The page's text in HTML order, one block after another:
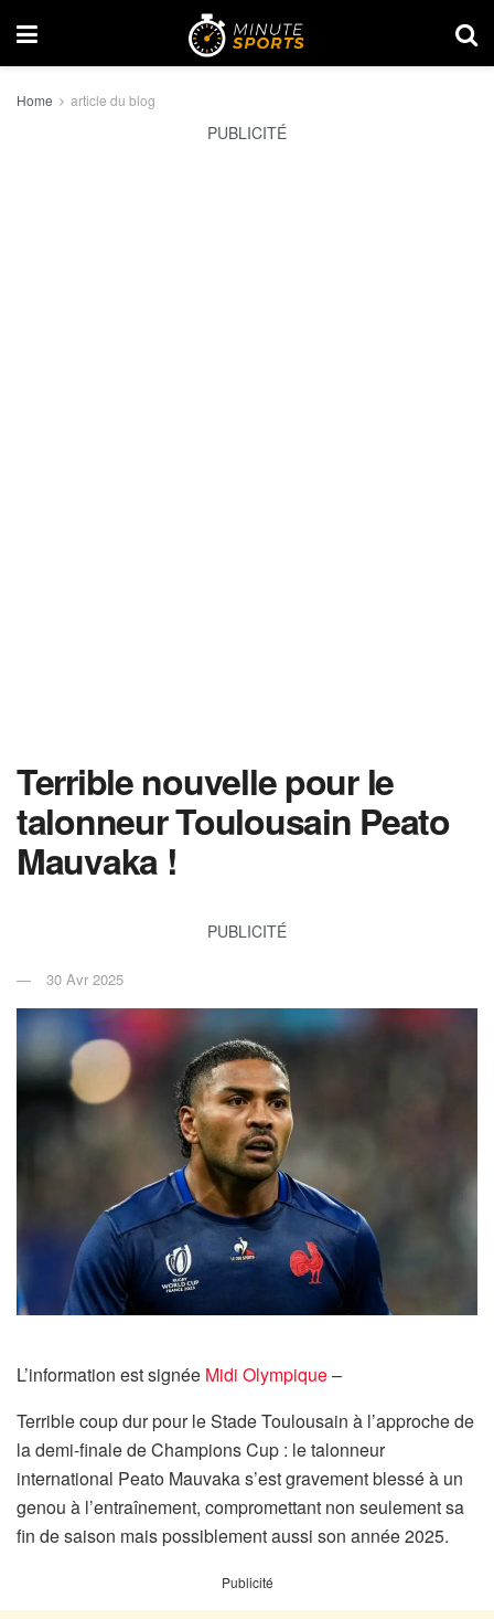
Home article du blog
PUBLICITÉ
Terrible nouvelle pour le
talonneur Toulousain Peato
Mauvaka !
PUBLICITÉ
30 Avr 2025
L’information est signée Midi Olympique–
Terrible coup dur pour le Stade Toulousain à l’approche de
la demi-finale de Champions Cup : le talonneur
international Peato Mauvaka s’est gravement blessé à un
genou à l’entraînement, compromettant non seulement sa
fin de saison mais possiblement aussi son année 2025.
Publicité